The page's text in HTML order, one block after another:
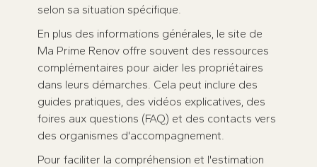
selon sa situation spécifique.
En plus des informations générales, le site de
Ma Prime Renov offre souvent des ressources
complémentaires pour aider les propriétaires
dans leurs démarches. Cela peut inclure des
guides pratiques, des vidéos explicatives, des
foires aux questions (FAQ) et des contacts vers
des organismes d'accompagnement.
Pour faciliter la compréhension et l'estimation